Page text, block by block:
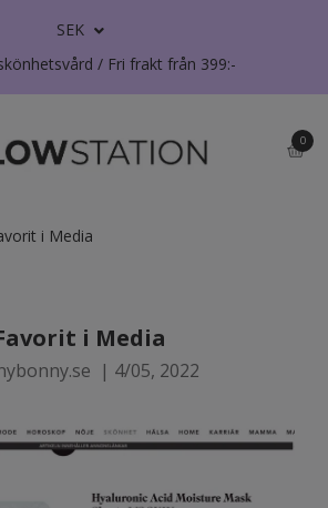
SEK
/ Fri frakt från 399:-
0
i Media
i Media
| 4/05, 2022